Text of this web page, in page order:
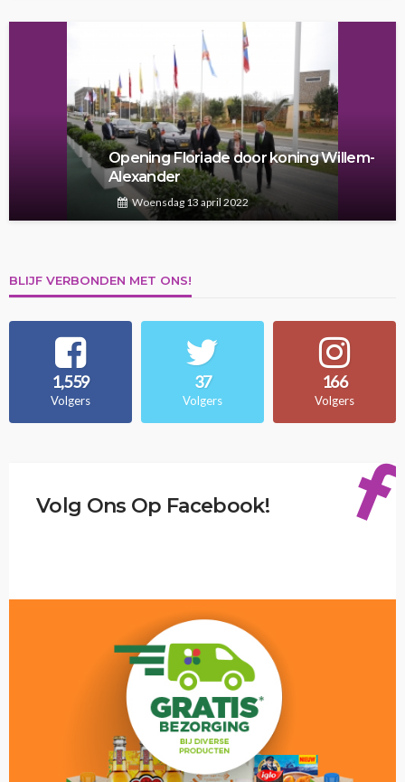
Opening Floriade door koning Willem-
Alexander
Woensdag 13 april 2022
BLIJF VERBONDEN MET ONS!
1,559
Volgers
37
Volgers
166
Volgers
Volg Ons Op Facebook!